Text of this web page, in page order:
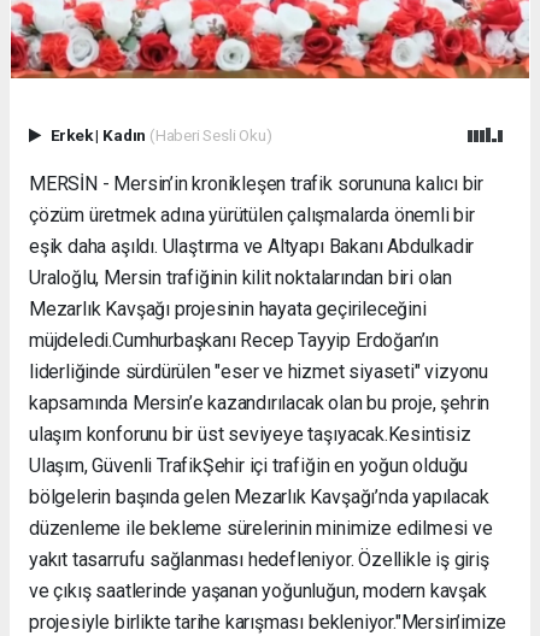
Erkek| Kadın (Haberi Sesli Oku)
MERSİN - Mersin’in kronikleşen trafik sorununa kalıcı bir
çözüm üretmek adına yürütülen çalışmalarda önemli bir
eşik daha aşıldı. Ulaştırma ve Altyapı Bakanı Abdulkadir
Uraloğlu, Mersin trafiğinin kilit noktalarından biri olan
Mezarlık Kavşağı projesinin hayata geçirileceğini
müjdeledi. ​Cumhurbaşkanı Recep Tayyip Erdoğan’ın
liderliğinde sürdürülen "eser ve hizmet siyaseti" vizyonu
kapsamında Mersin’e kazandırılacak olan bu proje, şehrin
ulaşım konforunu bir üst seviyeye taşıyacak. ​Kesintisiz
Ulaşım, Güvenli Trafik ​Şehir içi trafiğin en yoğun olduğu
bölgelerin başında gelen Mezarlık Kavşağı’nda yapılacak
düzenleme ile bekleme sürelerinin minimize edilmesi ve
yakıt tasarrufu sağlanması hedefleniyor. Özellikle iş giriş
ve çıkış saatlerinde yaşanan yoğunluğun, modern kavşak
projesiyle birlikte tarihe karışması bekleniyor. ​"Mersin’imize